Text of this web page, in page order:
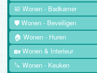
🛀 Wonen - Badkamer
🛡️ Wonen - Beveiligen
🏠 Wonen - Huren
🏡 Wonen & Interieur
🔪 Wonen - Keuken